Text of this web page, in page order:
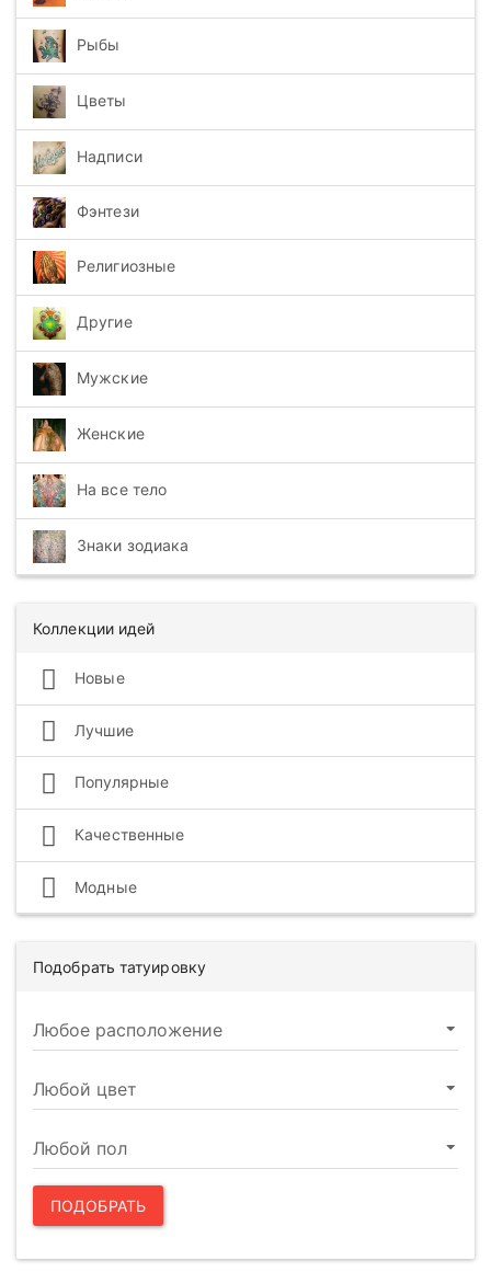
Рыбы
Цветы
Надписи
Фэнтези
Религиозные
Другие
Мужские
Женские
На все тело
Знаки зодиака
Коллекции идей
Новые
Лучшие
Популярные
Качественные
Модные
Подобрать татуировку
ПОДОБРАТЬ